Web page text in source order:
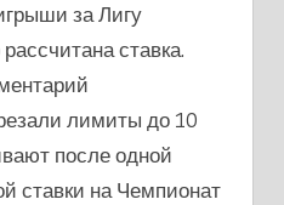
за Лигу
ставка.
лимиты до 10
после одной
ставки на Чемпионат